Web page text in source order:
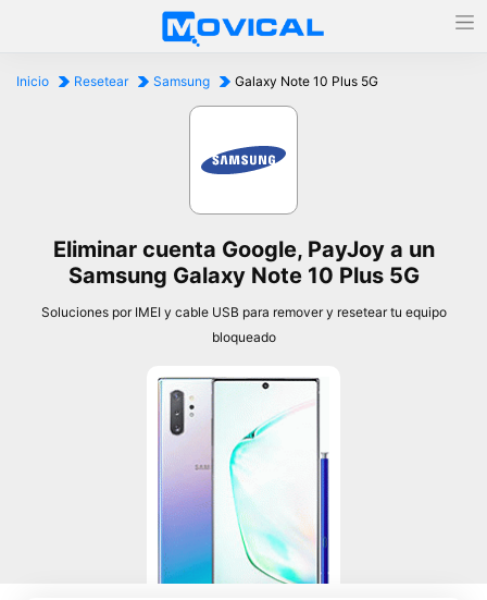
Inicio Resetear Samsung Galaxy Note 10 Plus 5G
Eliminar cuenta Google, PayJoy a un
Samsung Galaxy Note 10 Plus 5G
Soluciones por IMEI y cable USB para remover y resetear tu equipo
bloqueado